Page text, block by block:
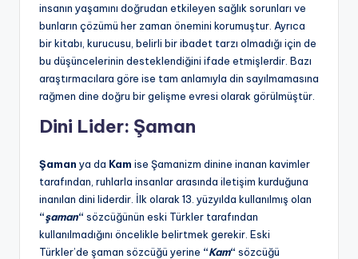
insanın yaşamını doğrudan etkileyen sağlık sorunları ve
bunların çözümü her zaman önemini korumuştur. Ayrıca
bir kitabı, kurucusu, belirli bir ibadet tarzı olmadığı için de
bu düşüncelerinin desteklendiğini ifade etmişlerdir. Bazı
araştırmacılara göre ise tam anlamıyla din sayılmamasına
rağmen dine doğru bir gelişme evresi olarak görülmüştür.
Dini Lider: Şaman
Şaman ya da Kam ise Şamanizm dinine inanan kavimler
tarafından, ruhlarla insanlar arasında iletişim kurduğuna
inanılan dini liderdir. İlk olarak 13. yüzyılda kullanılmış olan
“şaman“ sözcüğünün eski Türkler tarafından
kullanılmadığını öncelikle belirtmek gerekir. Eski
Türkler’de şaman sözcüğü yerine “Kam“ sözcüğü